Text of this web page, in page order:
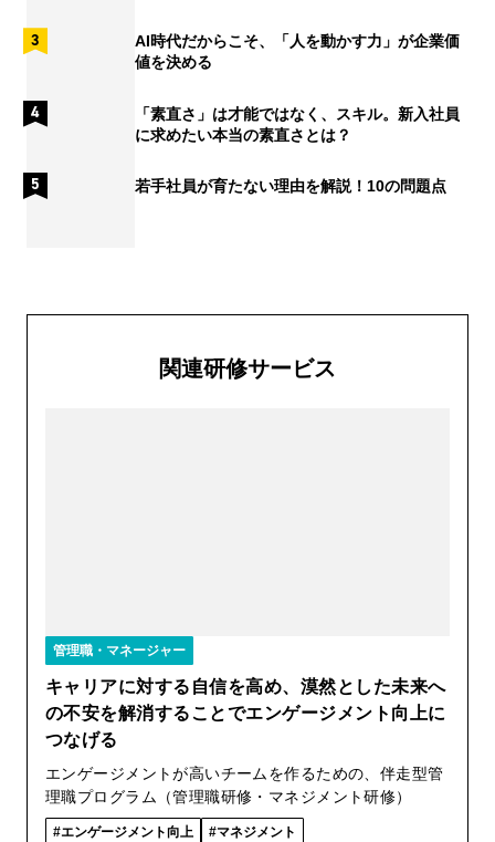
AI時代だからこそ、「人を動かす力」が企業価
値を決める
「素直さ」は才能ではなく、スキル。新入社員
に求めたい本当の素直さとは？
若手社員が育たない理由を解説！10の問題点
関連研修サービス
管理職・マネージャー
キャリアに対する自信を高め、漠然とした未来へ
の不安を解消することでエンゲージメント向上に
つなげる
エンゲージメントが高いチームを作るための、伴走型管
理職プログラム（管理職研修・マネジメント研修）
エンゲージメント向上 マネジメント